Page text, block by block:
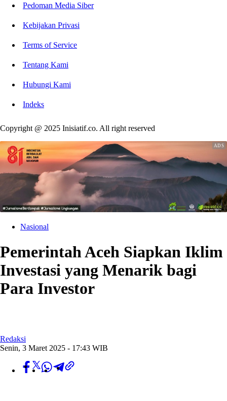
Pedoman Media Siber
Kebijakan Privasi
Terms of Service
Tentang Kami
Hubungi Kami
Indeks
Copyright @ 2025 Inisiatif.co. All right reserved
Nasional
Pemerintah Aceh Siapkan Iklim
Investasi yang Menarik bagi
Para Investor
Redaksi
Senin, 3 Maret 2025 - 17:43 WIB